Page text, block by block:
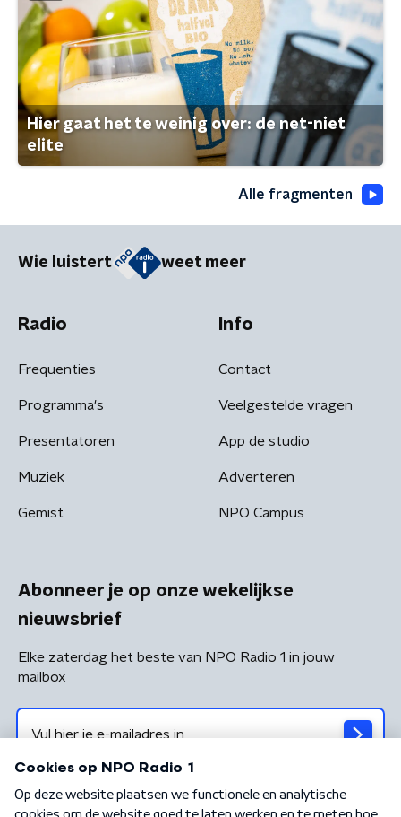
Hier gaat het te weinig over: de net-niet
elite
Alle fragmenten
Wie luistert weet meer
Radio
Frequenties
Programma's
Presentatoren
Muziek
Gemist
Info
Contact
Veelgestelde vragen
App de studio
Adverteren
NPO Campus
Abonneer je op onze wekelijkse
nieuwsbrief
Elke zaterdag het beste van NPO Radio 1 in jouw
mailbox